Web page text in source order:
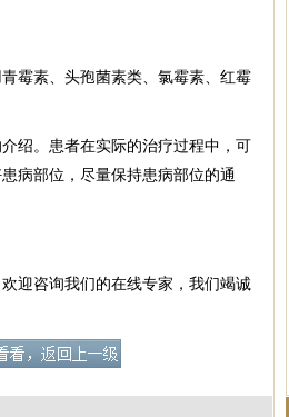
霉素、头孢菌素类、氯霉素、红霉
绍。患者在实际的治疗过程中，可
病部位，尽量保持患病部位的通
迎咨询我们的在线专家，我们竭诚